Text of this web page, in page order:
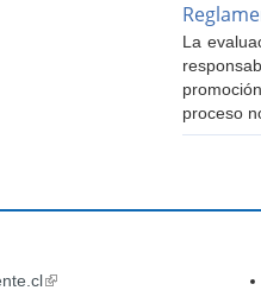
La
proceso
(link